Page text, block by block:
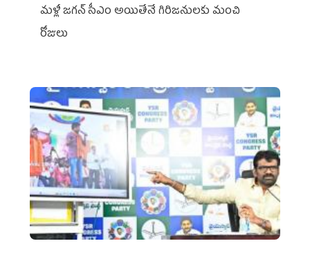
మళ్లీ జగన్ సీఎం అయితేనే గిరిజనులకు మంచి
రోజులు